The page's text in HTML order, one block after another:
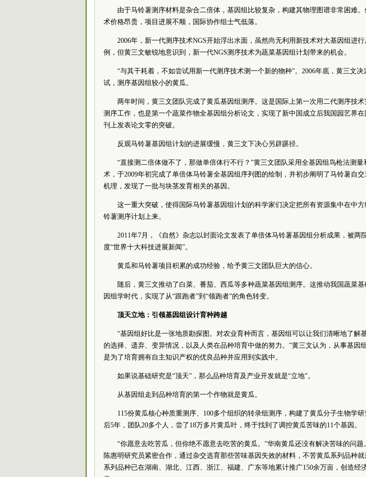
由于马铃薯测序材料是杂合二倍体，基因组比较复杂，构建其物理图谱非常困难。
术价格昂贵，项目进展不顺，国际协作组士气低落。
2006年，新一代测序技术NGS开始浮出水面，虽然尚无利用新技术对大基因组进
例，但黄三文敏锐地意识到，新一代NGS测序技术为蔬菜基因组计划带来的机会。
“与其干耗着，不如尝试用新一代测序技术测一个新的物种”。2006年底，黄三文决
试，测序基因组较小的黄瓜。
两年时间，黄三文团队完成了黄瓜基因组测序。这是国际上第一次用二代测序技术
测序工作，也是第一个蔬菜作物全基因组分析论文，实现了新中国成立后我国园艺界在
刊上发表论文零的突破。
反观马铃薯基因组计划的进展缓慢，黄三文下决心另辟蹊径。
“直接测二倍体做不了，那做单倍体行不行？”黄三文团队采用全基因组鸟枪法测
术，于2009年初完成了单倍体马铃薯全基因组序列图的绘制，并初步阐明了马铃薯自
机理，发现了一批与块茎发育相关的基因。
这一重大突破，使得国际马铃薯基因组计划的科学家们决定把所有资源集中在中
铃薯测序计划上来。
2011年7月，《自然》杂志以封面论文发表了单倍体马铃薯基因组分析成果，被两
度“世界十大科技进展新闻”。
黄瓜和马铃薯项目积累的成功经验，给予黄三文团队巨大的信心。
随后，黄三文推动了白菜、番茄、西瓜等多种蔬菜基因组测序。这推动我国蔬菜
因组学时代，实现了从“跟跑者”到“领跑者”的角色转变。
顶天立地：引领基因组设计育种跨越
“基因组好比是一张地质勘探图。对农业育种而言，基因组可以让我们清晰地了解
的选择、遗弃、变异情况，以及人类在品种培育中做的努力。”黄三文认为，从事基因
是为了培育拥有自主知识产权的优良品种并应用到实践中。
如果说基础研究是“顶天”，那么品种培育及产业开发就是“立地”。
从基因组走到品种培育的第一个作物就是黄瓜。
115份黄瓜核心种质重测序、100多个组织的转录组测序，构建了黄瓜分子生物学
后5年，团队20多个人，尝了18万多片黄瓜叶，终于找到了调控黄瓜苦味的11个基因。
“你愿意去吃苦瓜，但你绝不愿意去吃苦的黄瓜。”华南黄瓜还没有解决苦味的问
陈惠明研究员紧密合作，通过杂交选育那些苦味基因失效的材料，不苦黄瓜系列品种
系列品种已在湖南、湖北、江西、浙江、福建、广东等地累计推广150余万亩，创造经